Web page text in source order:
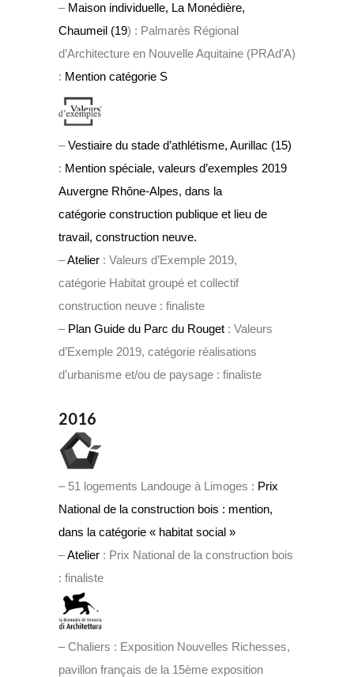
– Maison individuelle, La Monédière,
Chaumeil (19) : Palmarès Régional
d’Architecture en Nouvelle Aquitaine (PRAd’A)
: Mention catégorie S
–Vestiaire du stade d’athlétisme, Aurillac (15)
: Mention spéciale, valeurs d’exemples 2019
Auvergne Rhône-Alpes, dans la
catégorie construction publique et lieu de
travail, construction neuve.
–Atelier : Valeurs d’Exemple 2019,
catégorie Habitat groupé et collectif
construction neuve : finaliste
– Plan Guide du Parc du Rouget : Valeurs
d’Exemple 2019, catégorie réalisations
d’urbanisme et/ou de paysage : finaliste
2016
– 51 logements Landouge à Limoges : Prix
National de la construction bois : mention,
dans la catégorie « habitat social »
–Atelier : Prix National de la construction bois
: finaliste
– Chaliers : Exposition Nouvelles Richesses,
pavillon français de la 15ème exposition